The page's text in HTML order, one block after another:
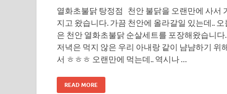
열화초불닭 탕정점 천안 불닭을 오랜만에 사서
지고 왔습니다. 가끔 천안에 올라갈일 있는데.. 오
은 천안 열화초불닭 순살세트를 포장해왔습니다.
저녁은 먹지 않은 우리 아내랑 같이 냠냠하기 위
서 ㅎㅎㅎ 오랜만에 먹는데.. 역시나 …
READ MORE